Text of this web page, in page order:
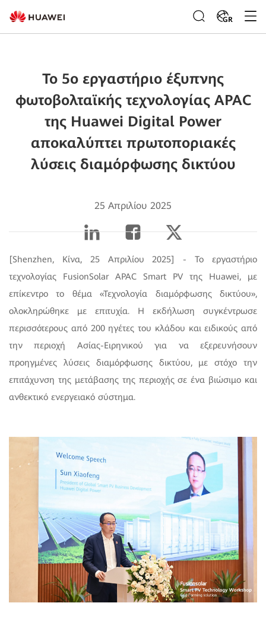
GR
Το 5ο εργαστήριο έξυπνης
φωτοβολταϊκής τεχνολογίας APAC
της Huawei Digital Power
αποκαλύπτει πρωτοποριακές
λύσεις διαμόρφωσης δικτύου
25 Απριλίου 2025
[Shenzhen, Κίνα, 25 Απριλίου 2025] - Το εργαστήριο
τεχνολογίας FusionSolar APAC Smart PV της Huawei, με
επίκεντρο το θέμα «Τεχνολογία διαμόρφωσης δικτύου»,
ολοκληρώθηκε με επιτυχία. Η εκδήλωση συγκέντρωσε
περισσότερους από 200 ηγέτες του κλάδου και ειδικούς από
την περιοχή Ασίας-Ειρηνικού για να εξερευνήσουν
προηγμένες λύσεις διαμόρφωσης δικτύου, με στόχο την
επιτάχυνση της μετάβασης της περιοχής σε ένα βιώσιμο και
ανθεκτικό ενεργειακό σύστημα.